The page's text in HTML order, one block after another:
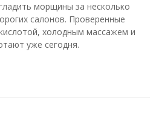
морщины за несколько
салонов. Проверенные
холодным массажем и
уже сегодня.